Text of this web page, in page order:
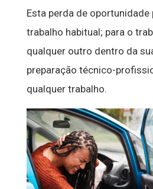
Esta perda de oportunidade
trabalho habitual; para o
qualquer outro dentro da
preparação técnico-
qualquer trabalho.